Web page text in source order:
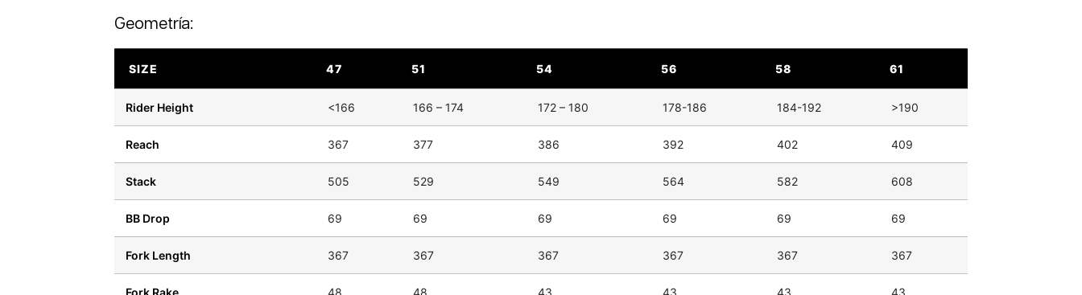
Geometría:
SIZE 47 51 54 56 58 61
Rider Height <166 166 – 174 172 – 180 178-186 184-192 >190
Reach 367 377 386 392 402 409
Stack 505 529 549 564 582 608
BB Drop 69 69 69 69 69 69
Fork Length 367 367 367 367 367 367
Fork Rake 48 48 43 43 43 43